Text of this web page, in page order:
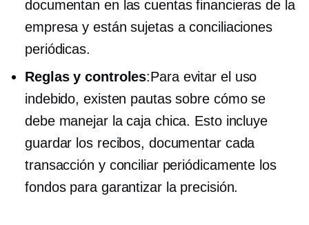
documentan en las cuentas financieras de la
empresa y están sujetas a conciliaciones
periódicas.
Reglas y controles:Para evitar el uso
indebido, existen pautas sobre cómo se
debe manejar la caja chica. Esto incluye
guardar los recibos, documentar cada
transacción y conciliar periódicamente los
fondos para garantizar la precisión.